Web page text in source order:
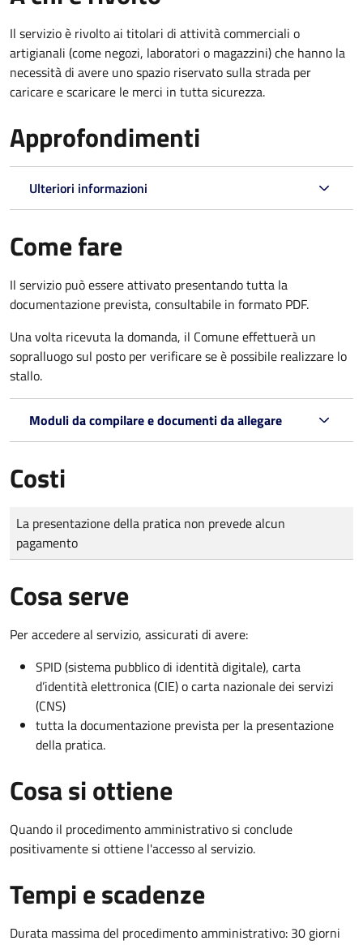
Il servizio è rivolto ai titolari di attività commerciali o
artigianali (come negozi, laboratori o magazzini) che hanno la
necessità di avere uno spazio riservato sulla strada per
caricare e scaricare le merci in tutta sicurezza.
Approfondimenti
Ulteriori informazioni
Come fare
Il servizio può essere attivato presentando tutta la
documentazione prevista, consultabile in formato PDF.
Una volta ricevuta la domanda, il Comune effettuerà un
sopralluogo sul posto per verificare se è possibile realizzare lo
stallo.
Moduli da compilare e documenti da allegare
Costi
Tipo di pagamento
Importo
La presentazione della pratica non prevede alcun
pagamento
Cosa serve
Per accedere al servizio, assicurati di avere:
SPID (sistema pubblico di identità digitale), carta
d’identità elettronica (CIE) o carta nazionale dei servizi
(CNS)
tutta la documentazione prevista per la presentazione
della pratica.
Cosa si ottiene
Quando il procedimento amministrativo si conclude
positivamente si ottiene l'accesso al servizio.
Tempi e scadenze
Durata massima del procedimento amministrativo: 30 giorni